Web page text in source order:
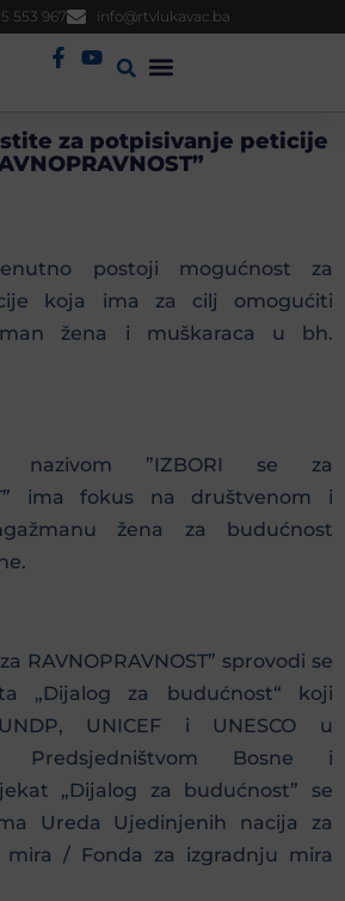
553 967 info@rtvlukavac.ba
za potpisivanje peticije
postoji mogućnost za
koja ima za cilj omogućiti
žena i muškaraca u bh.
nazivom ”IZBORI se za
ima fokus na društvenom i
žena za budućnost
RAVNOPRAVNOST” sprovodi se
„Dijalog za budućnost“ koji
UNICEF i UNESCO u
Predsjedništvom Bosne i
„Dijalog za budućnost” se
Ureda Ujedinjenih nacija za
mira / Fonda za izgradnju mira